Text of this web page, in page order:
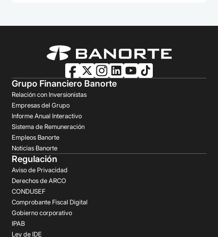
Grupo Financiero Banorte
Relación con Inversionistas
Empresas del Grupo
Informe Anual Interactivo
Sistema de Remuneración
Empleos Banorte
Noticias Banorte
Regulación
Aviso de Privacidad
Derechos de ARCO
CONDUSEF
Comprobante Fiscal Digital
Gobierno corporativo
IPAB
Ley de IDE